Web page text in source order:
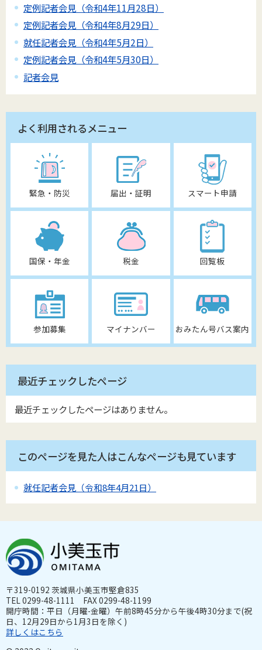
定例記者会見（令和4年11月28日）
定例記者会見（令和4年8月29日）
就任記者会見（令和4年5月2日）
定例記者会見（令和4年5月30日）
記者会見
よく利用されるメニュー
緊急・防災 届出・証明 スマート申請
国保・年金 税金 回覧板
参加募集 マイナンバー おみたん号バス案内
最近チェックしたページ
最近チェックしたページはありません。
このページを見た人はこんなページも見ています
就任記者会見（令和8年4月21日）
〒319-0192 茨城県小美玉市堅倉835
TEL 0299-48-1111 FAX 0299-48-1199
開庁時間：平日（月曜-金曜）午前8時45分から午後4時30分まで(祝
日、12月29日から1月3日を除く)
詳しくはこちら